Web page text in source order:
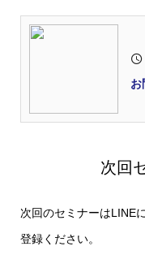
お
次回
次回のセミナーはLINE
登録ください。